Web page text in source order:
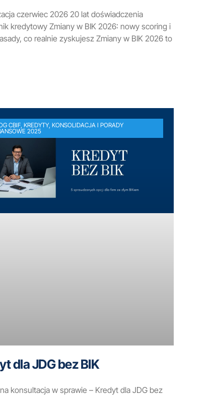
czerwiec 2026 20 lat doświadczenia
kredytowy Zmiany w BIK 2026: nowy scoring i
co realnie zyskujesz Zmiany w BIK 2026 to
CBIF, KREDYTY, KONSOLIDACJA I PORADY
2025
dla JDG bez BIK
konsultacja w sprawie – Kredyt dla JDG bez